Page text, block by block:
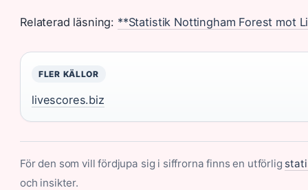
Relaterad läsning: **Statistik Nottingham Forest mot
FLER KÄLLOR
livescores.biz
För den som vill fördjupa sig i siffrorna finns en utförlig
och insikter.